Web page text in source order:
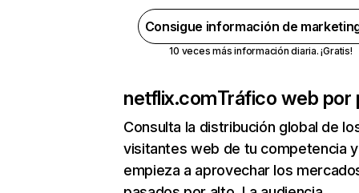
Consigue información de
10 veces más información diaria. ¡Gratis!
netflix.comTráfico web por
Consulta la distribución global de
visitantes web de tu competencia y
empieza a aprovechar los